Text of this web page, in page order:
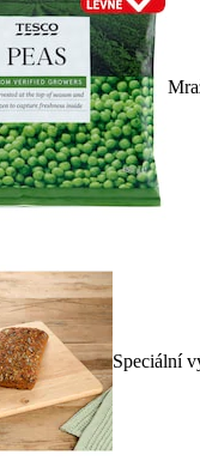
Speciální